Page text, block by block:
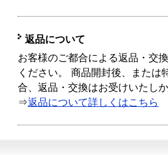
返品について
お客様のご都合による返品・交
ください。 商品開封後、または
合、返品・交換はお受けいたし
⇒返品について詳しくはこちら